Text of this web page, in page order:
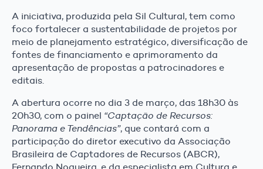
A iniciativa, produzida pela Sil Cultural, tem como
foco fortalecer a sustentabilidade de projetos por
meio de planejamento estratégico, diversificação de
fontes de financiamento e aprimoramento da
apresentação de propostas a patrocinadores e
editais.
A abertura ocorre no dia 3 de março, das 18h30 às
20h30, com o painel “Captação de Recursos:
Panorama e Tendências”, que contará com a
participação do diretor executivo da Associação
Brasileira de Captadores de Recursos (ABCR),
Fernando Nogueira, e da especialista em Cultura e